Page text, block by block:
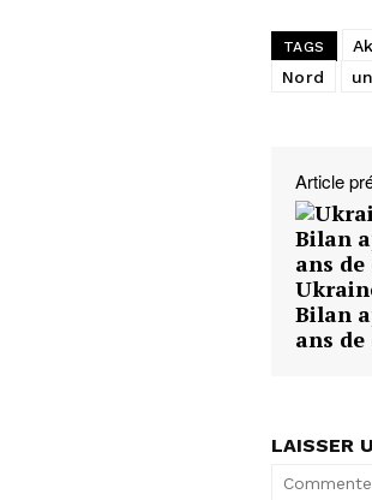
TAGS
Nord
Article
Bilan
ans
LAISSER